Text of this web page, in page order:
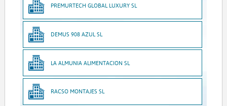
PREMURTECH GLOBAL LUXURY SL
DEMUS 908 AZUL SL
LA ALMUNIA ALIMENTACION SL
RACSO MONTAJES SL